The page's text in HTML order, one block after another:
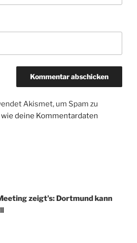
Akismet, um Spam zu
wie deine Kommentardaten
zeigt’s: Dortmund kann